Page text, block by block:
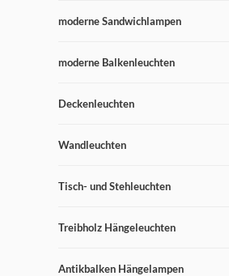
moderne Sandwichlampen
moderne Balkenleuchten
Deckenleuchten
Wandleuchten
Tisch- und Stehleuchten
Treibholz Hängeleuchten
Antikbalken Hängelampen